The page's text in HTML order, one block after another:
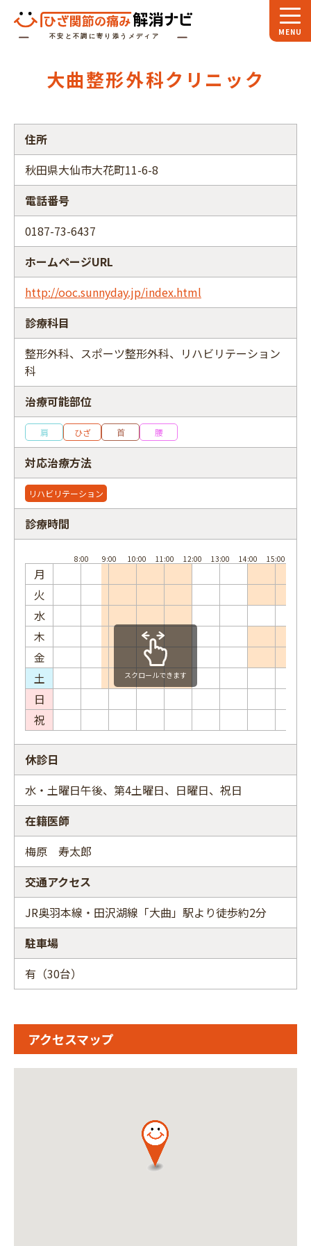
スペシャル 対談
お役立ちコラム
専門家インタビュー
フリーワード
大曲整形外科クリニック
住所
秋田県大仙市大花町11-6-8
電話番号
0187-73-6437
ホームページURL
http://ooc.sunnyday.jp/index.html
診療科目
整形外科、スポーツ整形外科、リハビリテーション
科
治療可能部位
肩 ひざ 首 腰
対応治療方法
リハビリテーション
診療時間
月
火
水
木
金
土
日
祝
スクロールできます
休診日
水・土曜日午後、第4土曜日、日曜日、祝日
在籍医師
梅原 寿太郎
交通アクセス
JR奥羽本線・田沢湖線「大曲」駅より徒歩約2分
駐車場
有（30台）
アクセスマップ